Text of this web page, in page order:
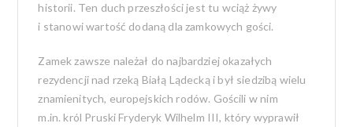
historii. Ten duch przeszłości jest tu wciąż żywy
i stanowi wartość dodaną dla zamkowych gości.
Zamek zawsze należał do najbardziej okazałych
rezydencji nad rzeką Białą Lądecką i był siedzibą wielu
znamienitych, europejskich rodów. Gościli w nim
m.in. król Pruski Fryderyk Wilhelm III, który wyprawił